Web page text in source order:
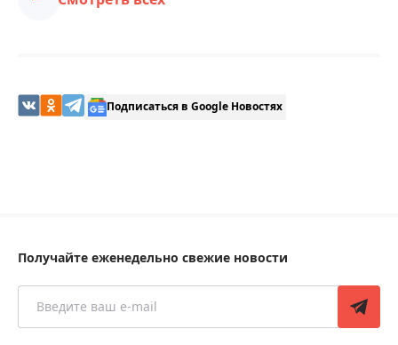
Подписаться в Google Новостях
Получайте еженедельно свежие новости